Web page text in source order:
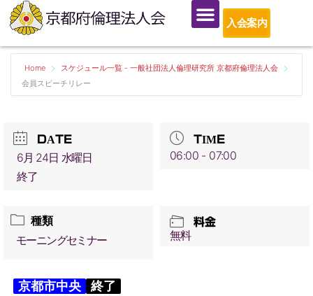
入会案内
Home
スケジュール一覧 - 一般社団法人倫理研究所 京都府倫理法人会
会員スピーチリレー
DATE
6月 24日 水曜日
終了
TIME
06:00 - 07:00
種類
モーニングセミナー
料金
無料
京都市中央 終了